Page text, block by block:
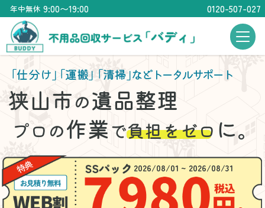
年中無休 9:00〜19:00 0120-507-027
「仕分け」「運搬」「清掃」などトータルサポート
狭山市の遺品整理
プロの作業で負担をゼロ に。
2026/08/01 ~ 2026/08/31